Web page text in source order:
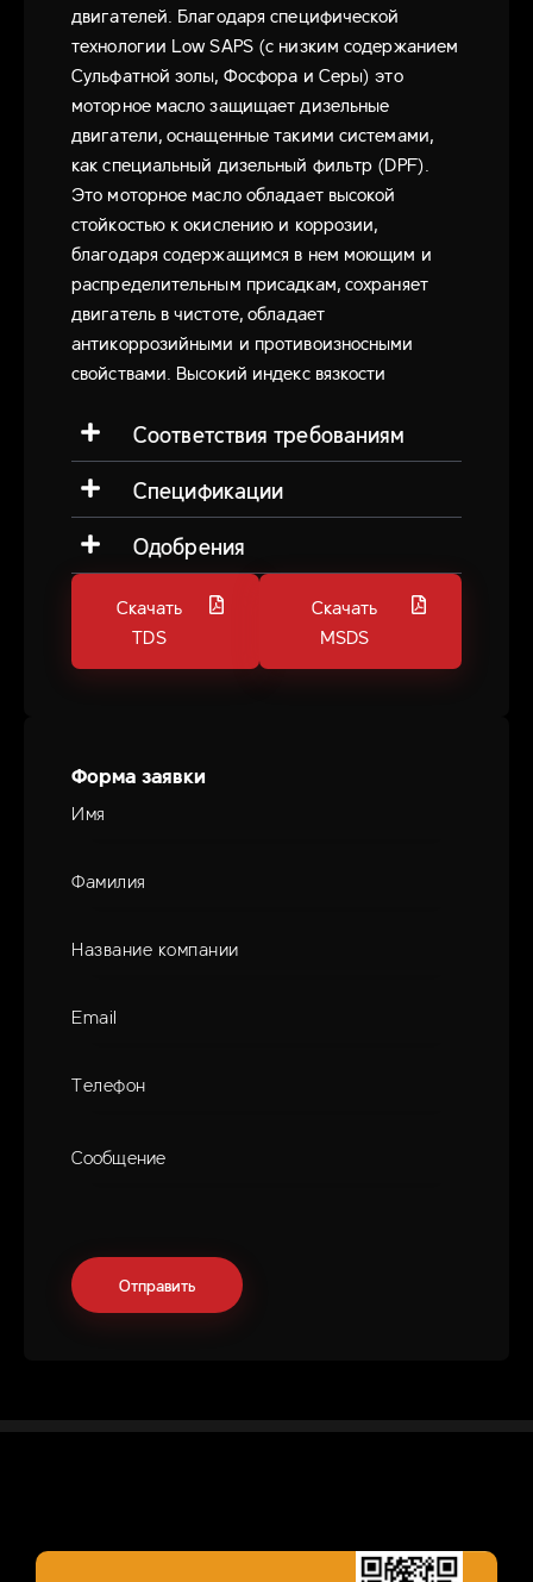
двигателей. Благодаря специфической
технологии Low SAPS (с низким содержанием
Сульфатной золы, Фосфора и Серы) это
моторное масло защищает дизельные
двигатели, оснащенные такими системами,
как специальный дизельный фильтр (DPF).
Это моторное масло обладает высокой
стойкостью к окислению и коррозии,
благодаря содержащимся в нем моющим и
распределительным присадкам, сохраняет
двигатель в чистоте, обладает
антикоррозийными и противоизносными
свойствами. Высокий индекс вязкости
Соответствия требованиям
Спецификации
Одобрения
Скачать
TDS
Скачать
MSDS
Форма заявки